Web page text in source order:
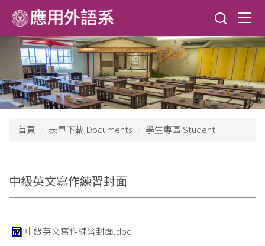
到
主
區
首頁 表單下載 Documents 學生專區 Student
中級英文寫作練習封面
中級英文寫作練習封面.doc